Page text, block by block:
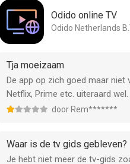
Odido online TV
Odido Netherlands
Tja moeizaam
De app op zich goed maar
Netflix, Prime etc. uiteraard wel.
door Rem*******
Waar is de tv gids gebleven?
Je hebt niet meer de tv-gids